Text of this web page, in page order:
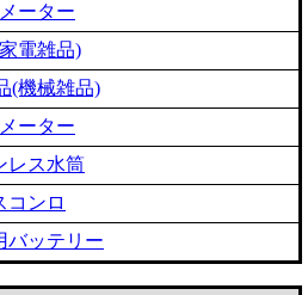
ーター
電雑品)
(機械雑品)
ーター
レス水筒
コンロ
バッテリー